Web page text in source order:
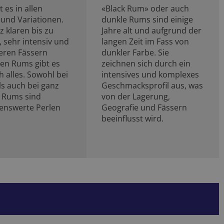
es in allen
Variationen.
klaren bis zu
sehr intensiv und
Fässern
Rums gibt es
alles. Sowohl bei
auch bei ganz
sind
Perlen
«Black Rum» oder auch
dunkle Rums sind einige
Jahre alt und aufgrund der
langen Zeit im Fass von
dunkler Farbe. Sie
zeichnen sich durch ein
intensives und komplexes
Geschmacksprofil aus, was
von der Lagerung,
Geografie und Fässern
beeinflusst wird.